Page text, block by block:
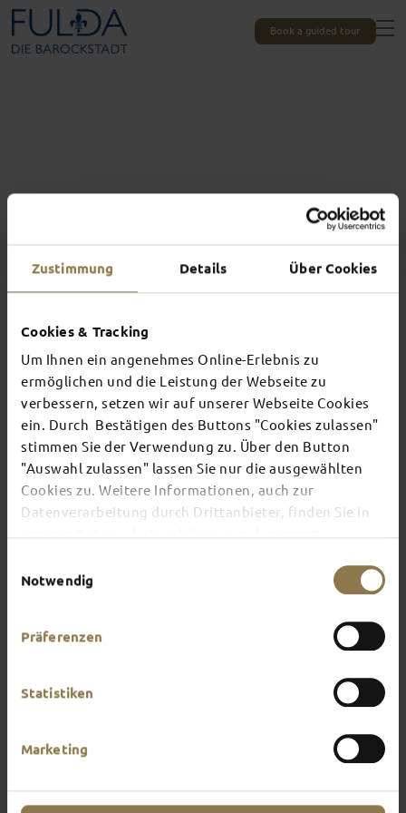
Zustimmung Details Über Cookies
Cookies & Tracking
Um Ihnen ein angenehmes Online-Erlebnis zu
ermöglichen und die Leistung der Webseite zu
verbessern, setzen wir auf unserer Webseite Cookies
ein. Durch Bestätigen des Buttons "Cookies zulassen"
stimmen Sie der Verwendung zu. Über den Button
"Auswahl zulassen" lassen Sie nur die ausgewählten
Cookies zu. Weitere Informationen, auch zur
Datenverarbeitung durch Drittanbieter, finden Sie in
Notwendig
Präferenzen
Statistiken
Marketing
Book a guided tour
Experiences unique to Fulda
TOP EVENTS
There's always something going on in Fulda:
whether it's a concert, a musical, a fun-filled
guided tour or a theatre performance – this is the
place to discover the current events and